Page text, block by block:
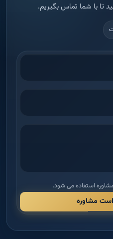
تا با شما تماس بگیریم.
استفاده می شود.
مشاوره